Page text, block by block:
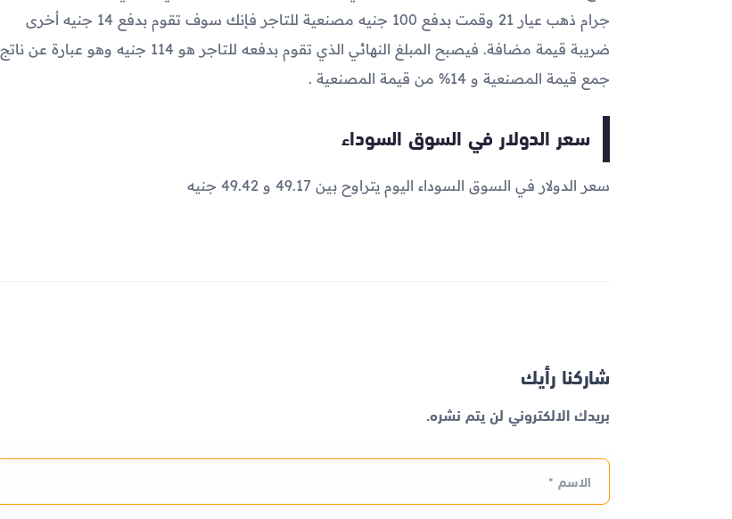
جرام ذهب عيار 21 وقمت بدفع 100 جنيه مصنعية للتاجر فإنك سوف تقوم بدفع 14 جنيه أخرى
ضريبة قيمة مضافة. فيصبح المبلغ النهائي الذي تقوم بدفعه للتاجر هو 114 جنيه وهو عبارة عن ناتج
جمع قيمة المصنعية و 14% من قيمة المصنعية .
سعر الدولار في السوق السوداء
سعر الدولار في السوق السوداء اليوم يتراوح بين 49.17 و 49.42 جنيه
شاركنا رأيك
بريدك الالكتروني لن يتم نشره.
الاسم *